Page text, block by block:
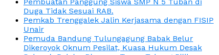
Duga Tidak Sesuai RAB.
Pemkab Trenggalek Jalin Kerjasama dengan FISIP
Unair
Pemuda Bandung Tulungagung Babak Belur
Dikeroyok Oknum Pesilat, Kuasa Hukum Desak